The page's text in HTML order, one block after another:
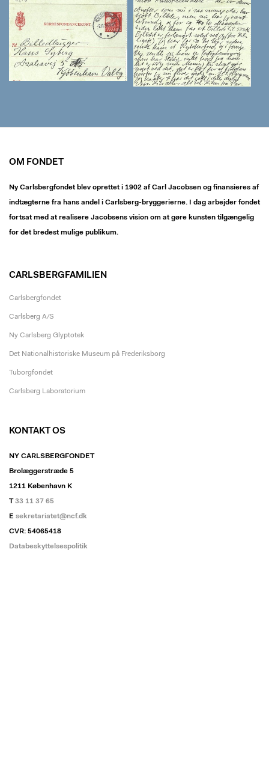
OM FONDET
Ny Carlsbergfondet blev oprettet i 1902 af Carl Jacobsen og finansieres af
indtægterne fra hans andel i Carlsberg-bryggerierne. I dag arbejder fondet
fortsat med at realisere Jacobsens vision om at gøre kunsten tilgængelig
for det bredest mulige publikum.
CARLSBERGFAMILIEN
Carlsbergfondet
Carlsberg A/S
Ny Carlsberg Glyptotek
Det Nationalhistoriske Museum på Frederiksborg
Tuborgfondet
Carlsberg Laboratorium
KONTAKT OS
NY CARLSBERGFONDET
Brolæggerstræde 5
1211 København K
T33 11 37 65
E sekretariatet@ncf.dk
CVR: 54065418
Databeskyttelsespolitik